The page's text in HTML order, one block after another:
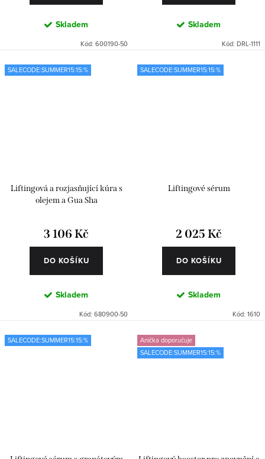
Skladem
Kód: 600190-50
Skladem
Kód: DRL-1111
SALECODE:SUMMER15:15:%
Liftingová a rozjasňující kúra s
olejem a Gua Sha
3 106 Kč
DO KOŠÍKU
Skladem
Kód: 680900-50
SALECODE:SUMMER15:15:%
Liftingové sérum
2 025 Kč
DO KOŠÍKU
Skladem
Kód: 1610
SALECODE:SUMMER15:15:%
Anička doporučuje
SALECODE:SUMMER15:15:%